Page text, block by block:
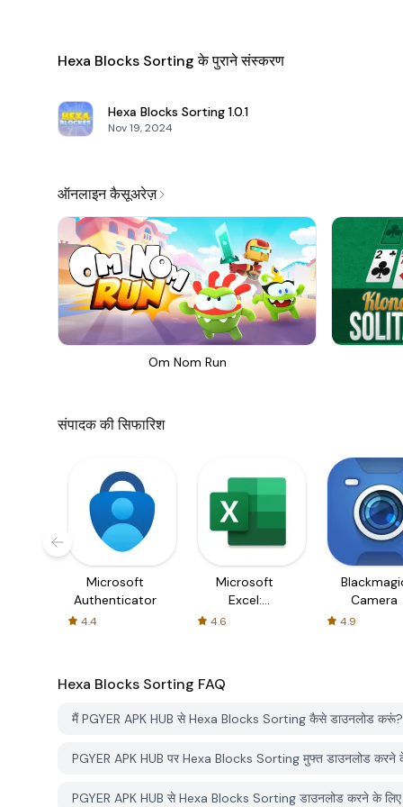
Hexa Blocks Sorting के पुराने संस्करण
Hexa Blocks Sorting 1.0.1
Nov 19, 2024
ऑनलाइन कैसूअरेज़
Om Nom Run
संपादक की सिफारिश
Microsoft
Authenticator
4.4
Microsoft
Excel:
Spreadsheets
4.6
Camera
4.9
Hexa Blocks Sorting FAQ
मैं PGYER APK HUB से Hexa Blocks Sorting कैसे डाउनलोड करूं?
PGYER APK HUB पर Hexa Blocks Sorting मुफ्त डाउनलोड करने
PGYER APK HUB से Hexa Blocks Sorting डाउनलोड करने के लिए